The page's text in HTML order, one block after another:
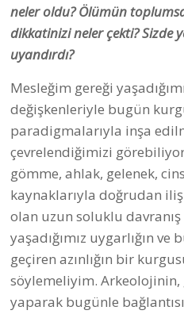
dikkatinizi neler çekti? Sizde
uyandırdı?
değişkenleriyle bugün
paradigmalarıyla inşa
çevrelendiğimizi
gömme, ahlak, gelenek,
kaynaklarıyla doğrudan
olan uzun soluklu
yaşadığımız uygarlığın ve
geçiren azınlığın bir
söylemeliyim. Arkeolojinin,
yaparak bugünle
hayatın hangi ihtiyaç veya